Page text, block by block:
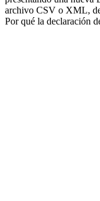
archivo CSV o XML,
Por qué la declaración